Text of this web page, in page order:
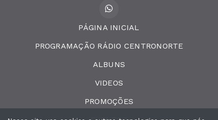
PÁGINA INICIAL
PROGRAMAÇÃO RÁDIO CENTRONORTE
ALBUNS
VIDEOS
PROMOÇÕES